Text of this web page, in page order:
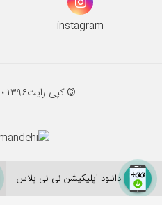
instagram
© کپی رایت۱۳۹۶ ؛
دانلود اپلیکیشن نی نی پلاس